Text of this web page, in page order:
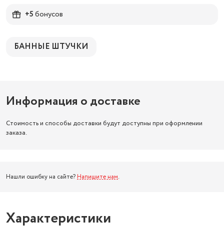
+5бонусов
БАННЫЕ ШТУЧКИ
Информация о доставке
Стоимость и способы доставки будут доступны при оформлении
заказа.
Нашли ошибку на сайте? Напишите нам.
Характеристики